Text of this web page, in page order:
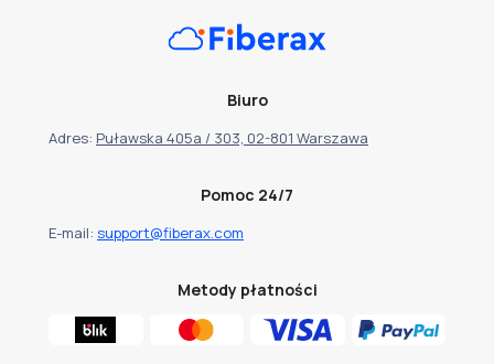
Biuro
Adres: Puławska 405a / 303, 02-801 Warszawa
Pomoc 24/7
E-mail: support@fiberax.com
Metody płatności